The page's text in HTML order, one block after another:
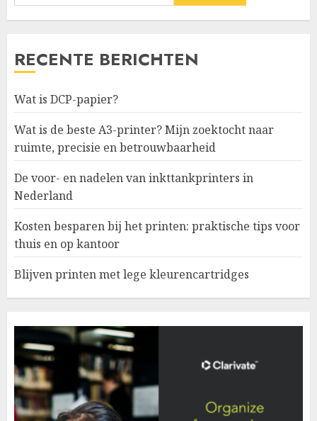
RECENTE BERICHTEN
Wat is DCP-papier?
Wat is de beste A3-printer? Mijn zoektocht naar
ruimte, precisie en betrouwbaarheid
De voor- en nadelen van inkttankprinters in
Nederland
Kosten besparen bij het printen: praktische tips voor
thuis en op kantoor
Blijven printen met lege kleurencartridges